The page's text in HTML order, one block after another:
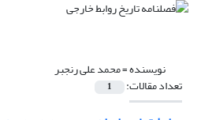
نویسنده =محمد علی رنجبر
تعداد مقالات: 1